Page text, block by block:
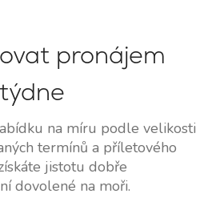
pronájem
na míru podle velikosti
termínů a příletového
jistotu dobře
dovolené na moři.